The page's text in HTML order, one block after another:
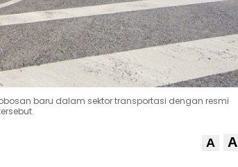
baru dalam sektor transportasi dengan resmi
A A